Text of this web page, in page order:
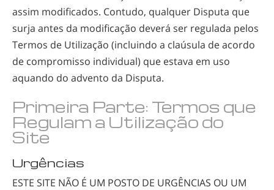
assim modificados. Contudo, qualquer Disputa que
surja antes da modificação deverá ser regulada pelos
Termos de Utilização (incluindo a claúsula de acordo
de compromisso individual) que estava em uso
aquando do advento da Disputa.
Primeira Parte: Termos que
Regulam a Utilização do
Site
Urgências
ESTE SITE NÃO É UM POSTO DE URGÊNCIAS OU UM